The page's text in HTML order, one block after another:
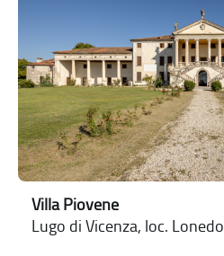
Villa Piovene
Lugo di Vicenza, loc. Lonedo